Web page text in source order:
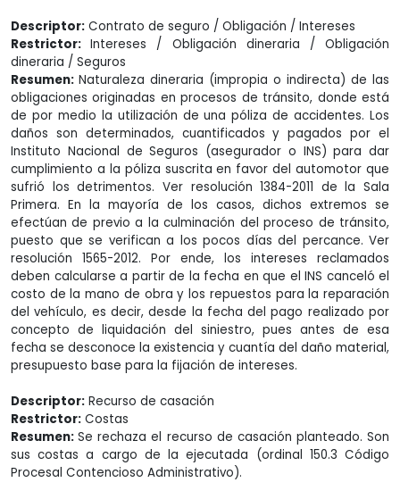
Descriptor: Contrato de seguro / Obligación / Intereses
Restrictor:Intereses / Obligación dineraria / Obligación
dineraria / Seguros
Resumen: Naturaleza dineraria (impropia o indirecta) de las
obligaciones originadas en procesos de tránsito, donde está
de por medio la utilización de una póliza de accidentes. Los
daños son determinados, cuantificados y pagados por el
Instituto Nacional de Seguros (asegurador o INS) para dar
cumplimiento a la póliza suscrita en favor del automotor que
sufrió los detrimentos. Ver resolución 1384-2011 de la Sala
Primera. En la mayoría de los casos, dichos extremos se
efectúan de previo a la culminación del proceso de tránsito,
puesto que se verifican a los pocos días del percance. Ver
resolución 1565-2012. Por ende, los intereses reclamados
deben calcularse a partir de la fecha en que el INS canceló el
costo de la mano de obra y los repuestos para la reparación
del vehículo, es decir, desde la fecha del pago realizado por
concepto de liquidación del siniestro, pues antes de esa
fecha se desconoce la existencia y cuantía del daño material,
presupuesto base para la fijación de intereses.
Descriptor: Recurso de casación
Restrictor: Costas
Resumen:Se rechaza el recurso de casación planteado. Son
sus costas a cargo de la ejecutada (ordinal 150.3 Código
Procesal Contencioso Administrativo).